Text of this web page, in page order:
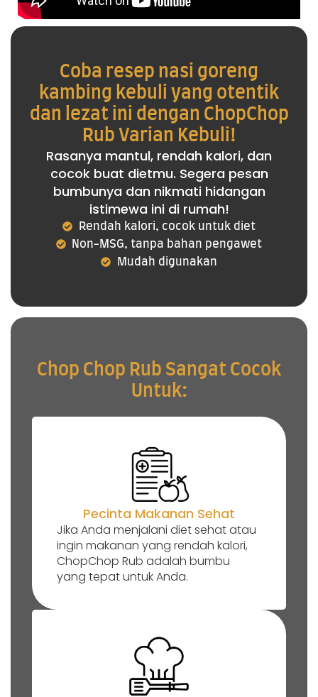
Coba resep nasi goreng
kambing kebuli yang otentik
dan lezat ini dengan ChopChop
Rub Varian Kebuli!
Rasanya mantul, rendah kalori, dan
cocok buat dietmu. Segera pesan
bumbunya dan nikmati hidangan
istimewa ini di rumah!
Rendah kalori, cocok untuk diet
Non-MSG, tanpa bahan pengawet
Mudah digunakan
Chop Chop Rub Sangat Cocok
Untuk:
Pecinta Makanan Sehat
Jika Anda menjalani diet sehat atau
ingin makanan yang rendah kalori,
ChopChop Rub adalah bumbu
yang tepat untuk Anda.